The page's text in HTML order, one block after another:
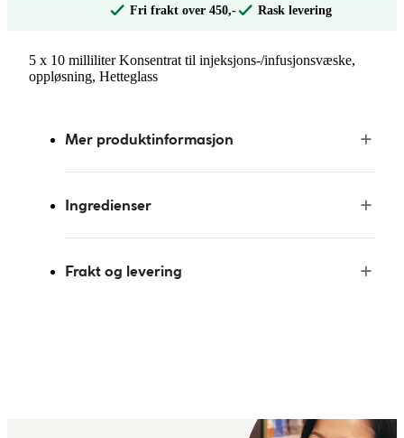
Fri frakt over 450,- Rask levering
5 x 10 milliliter Konsentrat til injeksjons-/infusjonsvæske,
oppløsning, Hetteglass
Mer produktinformasjon
Ingredienser
Frakt og levering